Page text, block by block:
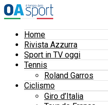
Home
Rivista Azzurra
Sport in TV oggi
Tennis
Roland Garros
Ciclismo
Giro d’Italia